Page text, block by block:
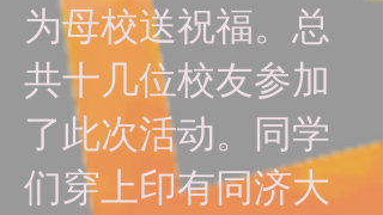
为母校送祝福。总
共十几位校友参加
了此次活动。同学
们穿上印有同济大